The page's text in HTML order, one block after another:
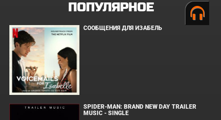
ПОПУЛЯРНОЕ
СООБЩЕНИЯ ДЛЯ ИЗАБЕЛЬ
SPIDER-MAN: BRAND NEW DAY TRAILER
MUSIC - SINGLE